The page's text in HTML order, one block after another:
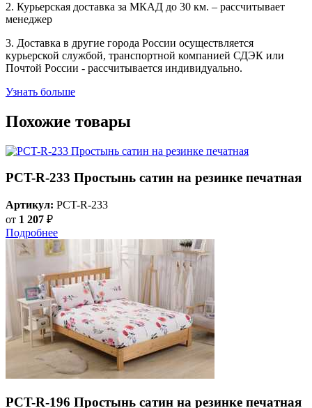
2. Курьерская доставка за МКАД до 30 км. – рассчитывает
менеджер
3. Доставка в другие города России осуществляется
курьерской службой, транспортной компанией СДЭК или
Почтой России - рассчитывается индивидуально.
Узнать больше
Похожие товары
PCT-R-233 Простынь сатин на резинке печатная
Артикул: PCT-R-233
от 1 207 ₽
Подробнее
PCT-R-196 Простынь сатин на резинке печатная